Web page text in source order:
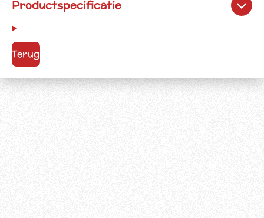
Productspecificatie
Terug